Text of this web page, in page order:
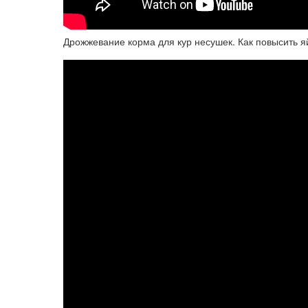
Дрожжевание корма для кур несушек. Как повысить